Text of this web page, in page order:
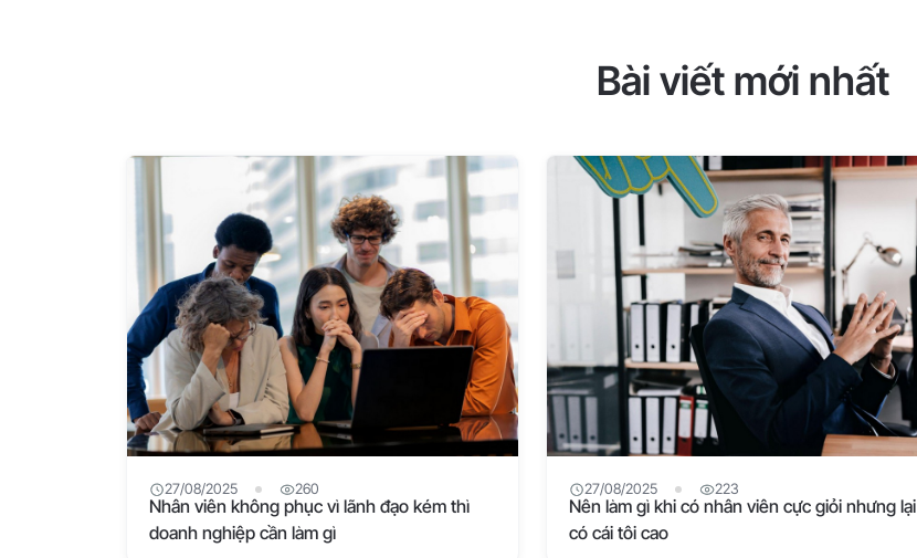
Bài viết mới nhất
27/08/2025 260
Nhân viên không phục vì lãnh đạo kém thì
doanh nghiệp cần làm gì
27/08/2025 223
Nên làm gì khi có nhân viên cực giỏi nhưng lại
có cái tôi cao